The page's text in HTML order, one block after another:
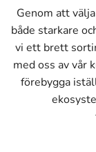
Genom att
både starkare
vi ett brett
med oss av vår
förebygga